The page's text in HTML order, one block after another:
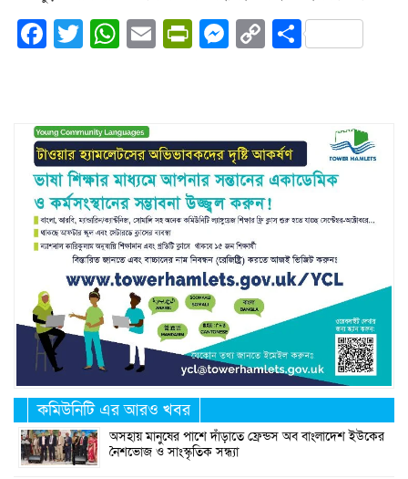
Facebook
Twitter
WhatsApp
EmailPrintFriendly
Messenger
CopyShare
কমিউনিটি এর আরও খবর
অসহায় মানুষের পাশে দাঁড়াতে ফ্রেন্ডস অব বাংলাদেশ ইউকের
নৈশভোজ ও সাংস্কৃতিক সন্ধ্যা